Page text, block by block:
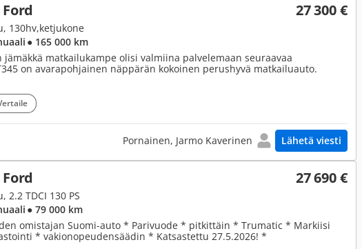
27 300 €
130hv,ketjukone
● 165 000 km
matkailukampe olisi valmiina palvelemaan seuraavaa
on avarapohjainen näppärän kokoinen perushyvä matkailuauto.
Pornainen, Jarmo Kaverinen Lähetä viesti
27 690 €
2.2 TDCI 130 PS
● 79 000 km
omistajan Suomi-auto * Parivuode * pitkittäin * Trumatic * Markiisi
* vakionopeudensäädin * Katsastettu 27.5.2026! *